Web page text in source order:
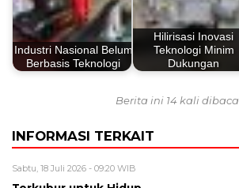
Industri Nasional Belum
Berbasis Teknologi
Hilirisasi Inovasi
Teknologi Minim
Dukungan
Berita ini 14 kali dibaca
INFORMASI TERKAIT
Sabtu, 18 Juli 2026 - 09:20 WIB